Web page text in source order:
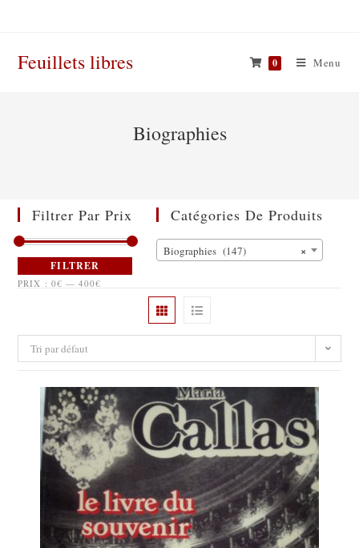
Feuillets libres 0 Menu
Biographies
Tri par défaut
Filtrer Par Prix
FILTRER
PRIX :0€ —400€
Catégories De Produits
×
Biographies (147)